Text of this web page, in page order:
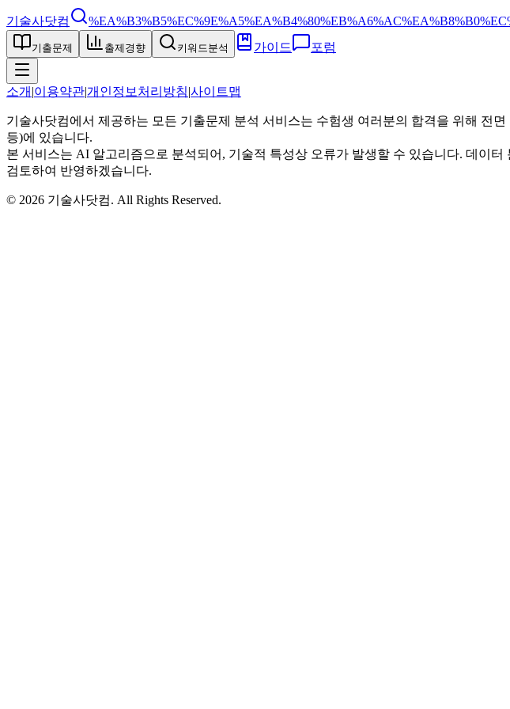
기술사닷컴
기출문제 출제경향 키워드분석 가이드 포럼
소개 |이용약관|개인정보처리방침|사이트맵
기술사닷컴에서 제공하는 모든 기출문제 분석 서비스는 수험생 여러분의 합격을 위해 전
등)에 있습니다.
본 서비스는 AI 알고리즘으로 분석되어, 기술적 특성상 오류가 발생할 수 있습니다. 데이
검토하여 반영하겠습니다.
© 2026 기술사닷컴. All Rights Reserved.